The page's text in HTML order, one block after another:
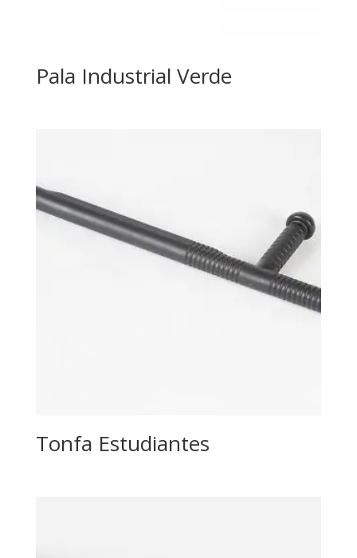
Pala Industrial Verde
Tonfa Estudiantes